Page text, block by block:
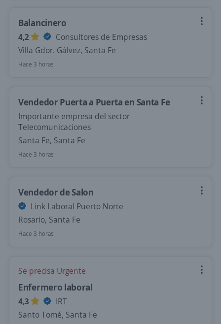
Balancinero
4,2
Consultores de Empresas
Villa Gdor. Gálvez, Santa Fe
Hace 3 horas
Vendedor Puerta a Puerta en Santa Fe
Importante empresa del sector
Telecomunicaciones
Santa Fe, Santa Fe
Hace 3 horas
Vendedor de Salon
Link Laboral Puerto Norte
Rosario, Santa Fe
Hace 3 horas
Se precisa Urgente
Enfermero laboral
4,3
IRT
Santo Tomé, Santa Fe